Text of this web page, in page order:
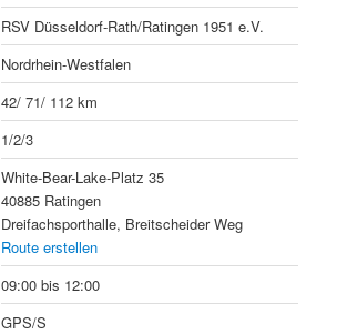
RSV Düsseldorf-Rath/Ratingen 1951 e.V.
Nordrhein-Westfalen
42/ 71/ 112 km
1/2/3
White-Bear-Lake-Platz 35
40885 Ratingen
Dreifachsporthalle, Breitscheider Weg
Route erstellen
09:00 bis 12:00
GPS/S